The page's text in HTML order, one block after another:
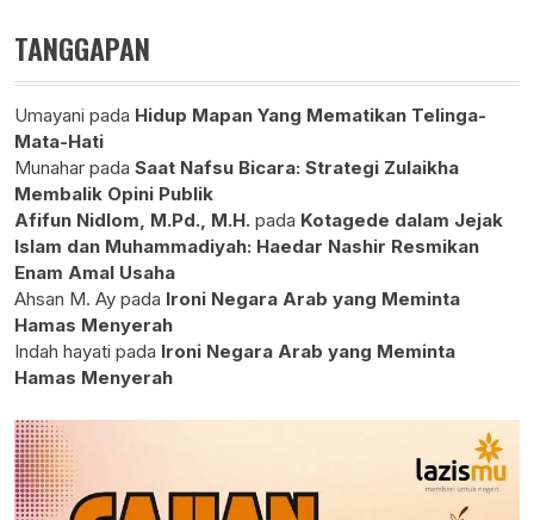
TANGGAPAN
Umayani pada Hidup Mapan Yang Mematikan Telinga-
Mata-Hati
Munahar pada Saat Nafsu Bicara: Strategi Zulaikha
Membalik Opini Publik
Afifun Nidlom, M.Pd., M.H. pada Kotagede dalam Jejak
Islam dan Muhammadiyah: Haedar Nashir Resmikan
Enam Amal Usaha
Ahsan M. Ay pada Ironi Negara Arab yang Meminta
Hamas Menyerah
Indah hayati pada Ironi Negara Arab yang Meminta
Hamas Menyerah